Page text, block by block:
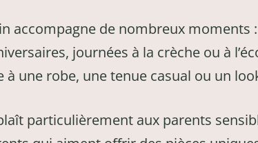
accompagne de nombreux moments
journées à la crèche ou à
une robe, une tenue casual ou un
particulièrement aux parents